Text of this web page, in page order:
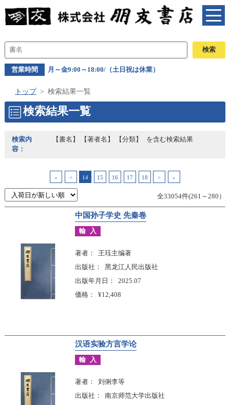
営業時間 月～金9:00～18:00/（土日祝は休業）
トップ 検索結果一覧
検索結果一覧
検索内
容：
【書名】 【著者名】 【分類】 を含む検索結果
« < 14 15 16 17 18 > »
全33054件(261～280）
中国孙子学史 先秦卷
輸入
著者
王珏主编著
出版社
黑龙江人民出版社
出版年月日
2025.07
価格
¥12,408
汉语实验方言学论
輸入
著者
刘俐李等
出版社
南京师范大学出版社